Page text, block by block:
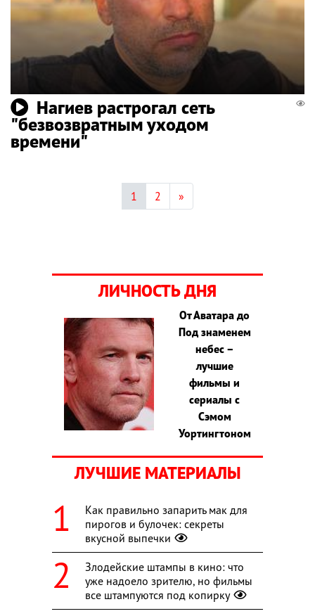
Нагиев растрогал сеть
"безвозвратным уходом
времени"
1 2 »
ЛИЧНОСТЬ ДНЯ
От Аватара до
Под знаменем
небес –
лучшие
фильмы и
сериалы с
Сэмом
Уортингтоном
ЛУЧШИЕ МАТЕРИАЛЫ
Как правильно запарить мак для
пирогов и булочек: секреты
вкусной выпечки
Злодейские штампы в кино: что
уже надоело зрителю, но фильмы
все штампуются под копирку